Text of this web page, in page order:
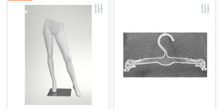
Акція
Акція